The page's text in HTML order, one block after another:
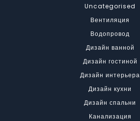
Uncategorised
Вентиляция
Водопровод
Дизайн ванной
Дизайн гостиной
Дизайн интерьера
Дизайн кухни
Дизайн спальни
Канализация